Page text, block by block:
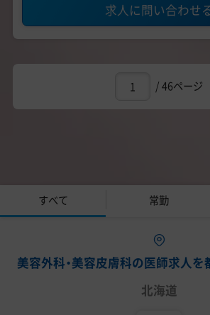
求人に問い合わせ
/ 46ページ
すべて 常勤
美容外科・美容皮膚科の医師求人
北海道